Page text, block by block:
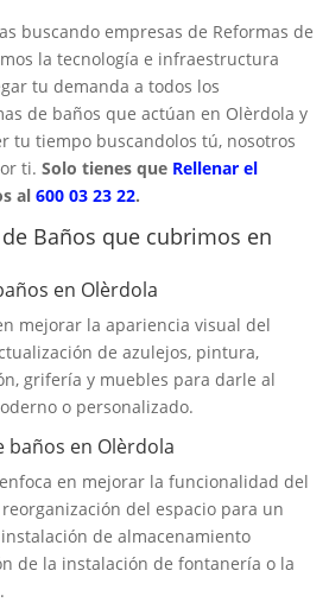
buscando empresas de Reformas de
la tecnología e infraestructura
tu demanda a todos los
de baños que actúan en Olèrdola y
tu tiempo buscandolos tú, nosotros
ti. Solo tienes que Rellenar el
al 600 03 23 22.
Baños que cubrimos en
en Olèrdola
mejorar la apariencia visual del
de azulejos, pintura,
grifería y muebles para darle al
o personalizado.
baños en Olèrdola
en mejorar la funcionalidad del
del espacio para un
de almacenamiento
de la instalación de fontanería o la